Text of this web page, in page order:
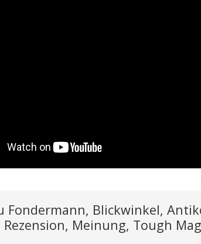
Fondermann, Blickwinkel,
Rezension, Meinung, Tough